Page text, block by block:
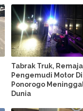
Tabrak Truk, Remaja
Pengemudi Motor Di
Ponorogo
Dunia